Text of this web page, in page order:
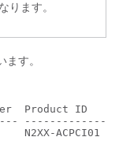
なります。
す。
Number
N2XX-